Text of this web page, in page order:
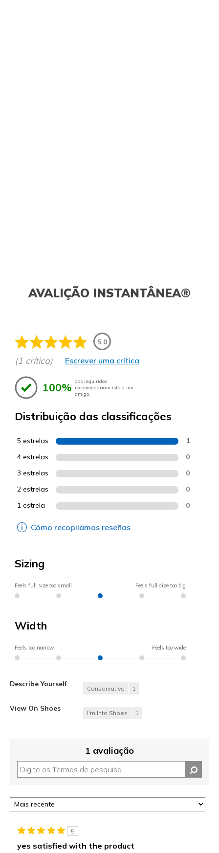
AVALIÇÃO INSTANTÂNEA®
5.0
(1 crítica) Escrever uma crítica
100% dos inquiridos
recomendariam isto a um
amigo.
Distribuição das classificações
5 estrelas 1
4 estrelas 0
3 estrelas 0
2 estrelas 0
1 estrela 0
Cómo recopilamos reseñas
Sizing
Feels full size too small Feels full size too big
Width
Feels too narrow Feels too wide
Describe Yourself
Conservative 1
View On Shoes
I'm Into Shoes 1
1 avaliação
5
yes satisfied with the product